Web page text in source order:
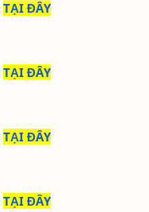
TẠI ĐÂY
TẠI ĐÂY
TẠI ĐÂY
TẠI ĐÂY